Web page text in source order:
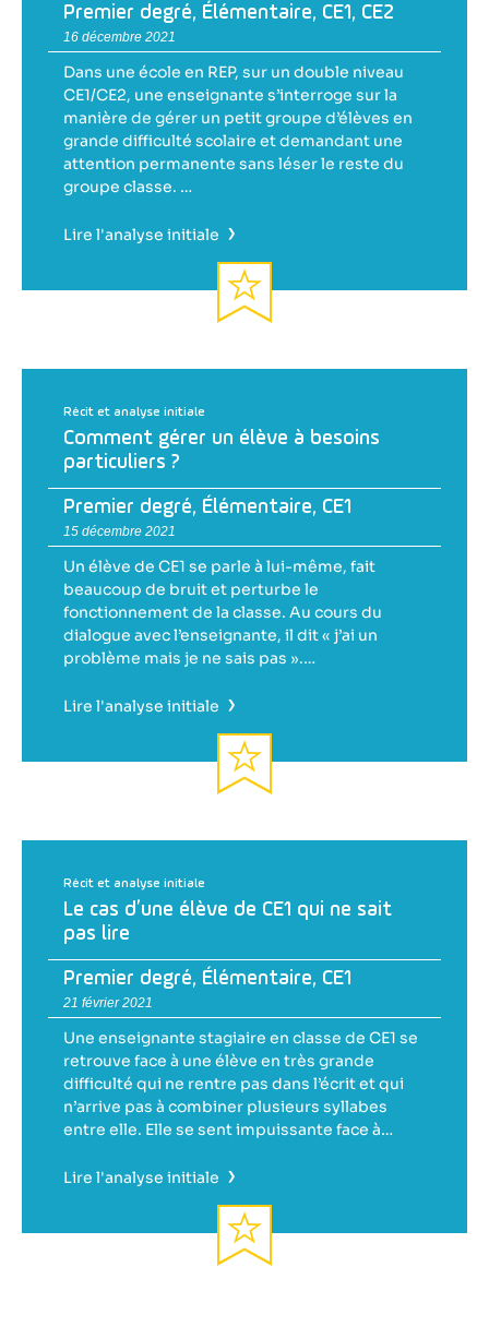
Premier degré, Élémentaire, CE1, CE2
16 décembre 2021
Dans une école en REP, sur un double niveau
CE1/CE2, une enseignante s’interroge sur la
manière de gérer un petit groupe d’élèves en
grande difficulté scolaire et demandant une
attention permanente sans léser le reste du
groupe classe. …
Lire l'analyse initiale ›
Récit et analyse initiale
Comment gérer un élève à besoins
particuliers ?
Premier degré, Élémentaire, CE1
15 décembre 2021
Un élève de CE1 se parle à lui-même, fait
beaucoup de bruit et perturbe le
fonctionnement de la classe. Au cours du
dialogue avec l’enseignante, il dit « j’ai un
problème mais je ne sais pas ».…
Lire l'analyse initiale ›
Récit et analyse initiale
Le cas d’une élève de CE1 qui ne sait
pas lire
Premier degré, Élémentaire, CE1
21 février 2021
Une enseignante stagiaire en classe de CE1 se
retrouve face à une élève en très grande
difficulté qui ne rentre pas dans l’écrit et qui
n’arrive pas à combiner plusieurs syllabes
entre elle. Elle se sent impuissante face à…
Lire l'analyse initiale ›